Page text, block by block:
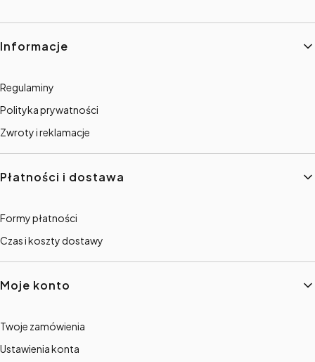
Linki w stopce
Informacje
Regulaminy
Polityka prywatności
Zwroty i reklamacje
Płatności i dostawa
Formy płatności
Czas i koszty dostawy
Moje konto
Twoje zamówienia
Ustawienia konta